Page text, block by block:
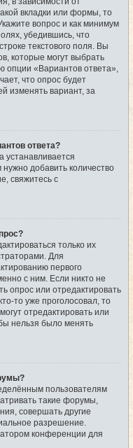
вкладки или формы, то
вопрос и как минимум
убедившись, что
текстового поля. Вы
которые могут выбрать
опции «Вариантов ответа»,
что опрос будет
изменять вариант, за
ответа?
устанавливается
добавить количество
свяжитесь с
только их
Для
первого
с ним. Если никто не
опрос или отредактировать
то уже проголосовал, то
отредактировать или
нельзя было менять
пользователям
такие форумы,
совершать другие
разрешение.
конференции для